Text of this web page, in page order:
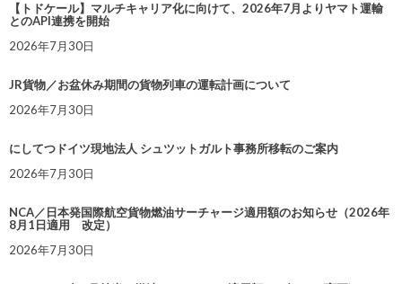
【トドケール】マルチキャリア化に向けて、2026年7月よりヤマト運輸
とのAPI連携を開始
2026年7月30日
JR貨物／お盆休み期間の貨物列車の運転計画について
2026年7月30日
にしてつドイツ現地法人 シュツットガルト事務所移転のご案内
2026年7月30日
NCA／日本発国際航空貨物燃油サーチャージ適用額のお知らせ（2026年
8月1日適用 改定）
2026年7月30日